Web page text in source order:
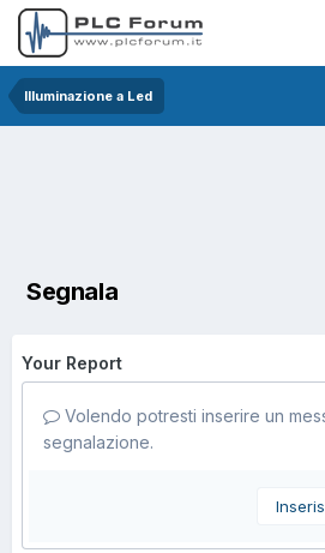
Illuminazione a Led
Segnala
Your Report
Volendo potresti inserire un
segnalazione.